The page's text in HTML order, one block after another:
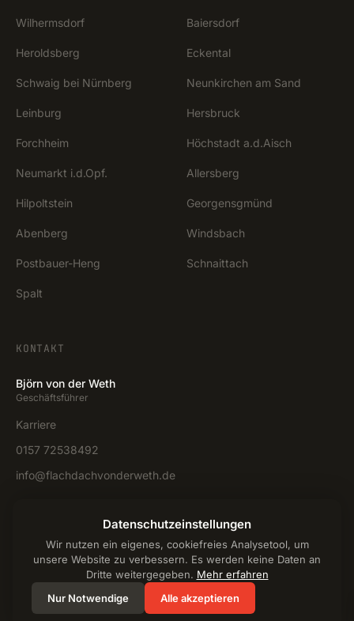
Wilhermsdorf Baiersdorf
Heroldsberg Eckental
Schwaig bei Nürnberg Neunkirchen am Sand
Leinburg Hersbruck
Forchheim Höchstadt a.d.Aisch
Neumarkt i.d.Opf. Allersberg
Hilpoltstein Georgensgmünd
Abenberg Windsbach
Postbauer-Heng Schnaittach
Spalt
KONTAKT
Björn von der Weth
Geschäftsführer
Karriere
0157 72538492
info@flachdachvonderweth.de
© 2025 Flachdach von der Weth
Impressum
Datenschutzeinstellungen
Wir nutzen ein eigenes, cookiefreies Analysetool, um
unsere Website zu verbessern. Es werden keine Daten an
Dritte weitergegeben. Mehr erfahren
Nur Notwendige
Alle akzeptieren